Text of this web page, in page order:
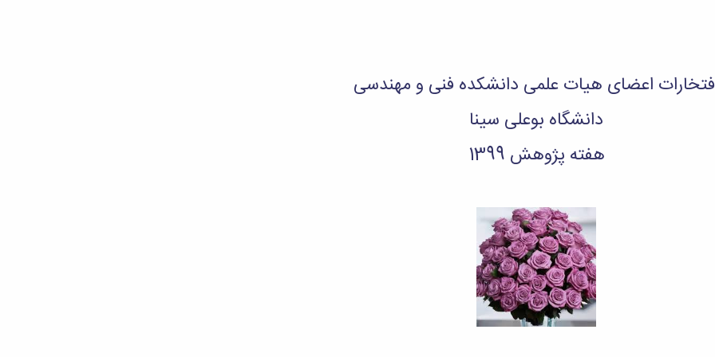
اعضای هیات علمی دانشکده فنی و مهندسی
دانشگاه بوعلی سینا
هفته پژوهش 1399